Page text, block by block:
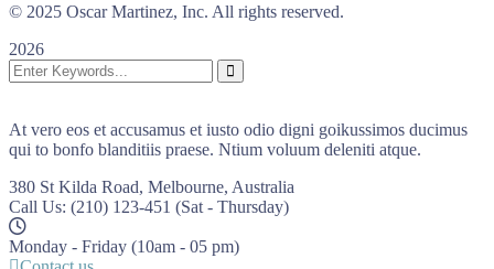
© 2025 Oscar Martinez, Inc. All rights reserved.
2026
At vero eos et accusamus et iusto odio digni goikussimos ducimus
qui to bonfo blanditiis praese. Ntium voluum deleniti atque.
380 St Kilda Road, Melbourne, Australia
Call Us: (210) 123-451 (Sat - Thursday)
Monday - Friday (10am - 05 pm)